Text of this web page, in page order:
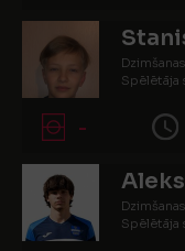
Spēlētāja
-
Spēlētāja